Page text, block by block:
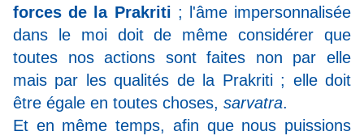
forces de la Prakriti ; l'âme impersonnalisée
dans le moi doit de même considérer que
toutes nos actions sont faites non par elle
mais par les qualités de la Prakriti ; elle doit
être égale en toutes choses, sarvatra.
Et en même temps, afin que nous puissions